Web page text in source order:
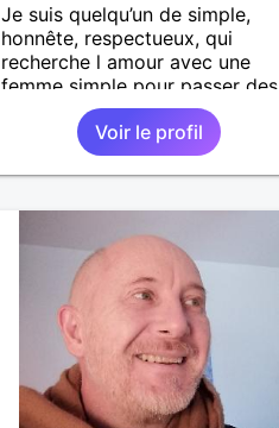
Je suis quelqu’un de simple,
honnête, respectueux, qui
recherche l amour avec une
femme simple pour passer des
moments agréables :discuter,
voyager, visiter d’autres pays
sans prise de tête.
Voir le profil